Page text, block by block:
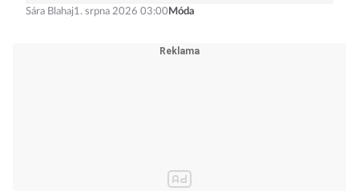
Sára Blahaj1. srpna 2026 03:00 Móda